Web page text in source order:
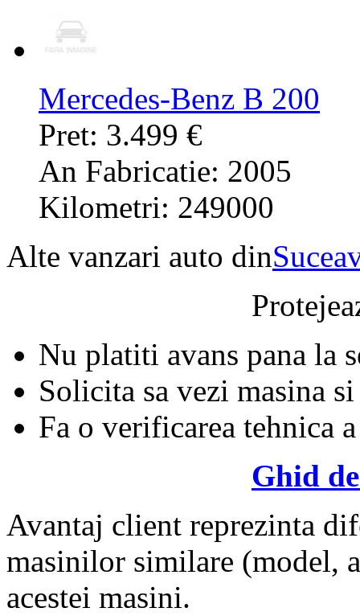
Mercedes-Benz B 200
Pret: 3.499 €
An Fabricatie: 2005
Kilometri: 249000
Alte vanzari auto din
Nu platiti avans pana la
Solicita sa vezi masina si
Fa o verificarea tehnica
Ghid
Avantaj client reprezinta
masinilor similare (model,
acestei masini.